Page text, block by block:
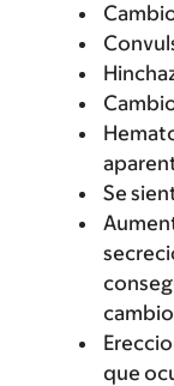
Se
que